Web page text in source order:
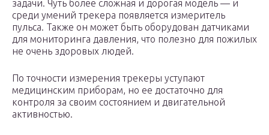
задачи. Чуть более сложная и дорогая модель — и
среди умений трекера появляется измеритель
пульса. Также он может быть оборудован датчиками
для мониторинга давления, что полезно для пожилых
не очень здоровых людей.
По точности измерения трекеры уступают
медицинским приборам, но ее достаточно для
контроля за своим состоянием и двигательной
активностью.